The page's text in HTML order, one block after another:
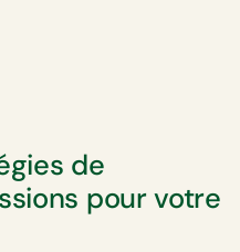
de
pour votre